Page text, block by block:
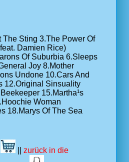
The Sting 3.The Power Of
Damien Rice)
Of Suburbia 6.Sleeps
Joy 8.Mother
Undone 10.Cars And
12.Original Sinsuality
15.Martha¹s
Woman
18.Marys Of The Sea
zurück in die